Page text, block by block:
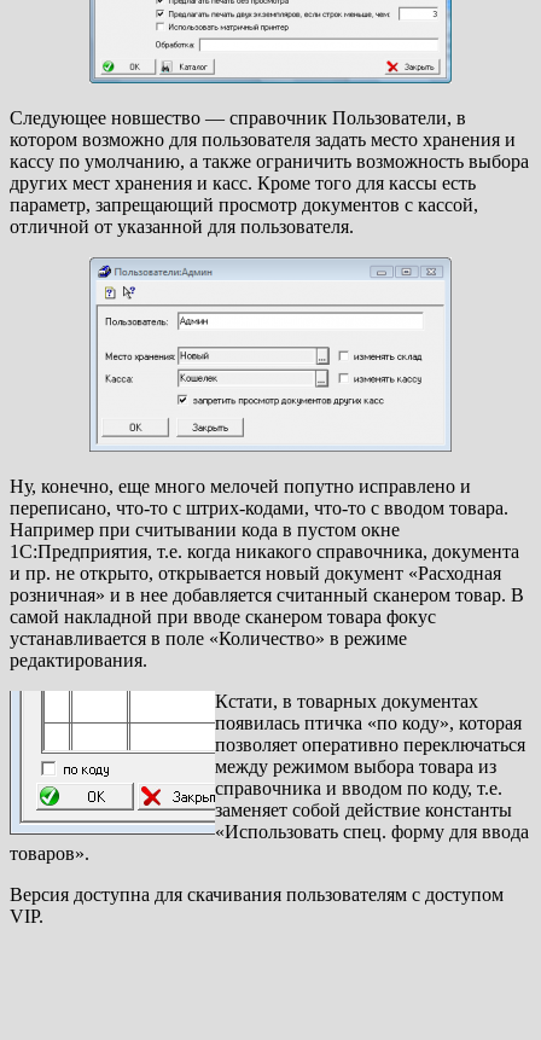
Следующее новшество — справочник Пользователи, в
котором возможно для пользователя задать место хранения и
кассу по умолчанию, а также ограничить возможность выбора
других мест хранения и касс. Кроме того для кассы есть
параметр, запрещающий просмотр документов с кассой,
отличной от указанной для пользователя.
Ну, конечно, еще много мелочей попутно исправлено и
переписано, что-то с штрих-кодами, что-то с вводом товара.
Например при считывании кода в пустом окне
1С:Предприятия, т.е. когда никакого справочника, документа
и пр. не открыто, открывается новый документ «Расходная
розничная» и в нее добавляется считанный сканером товар. В
самой накладной при вводе сканером товара фокус
устанавливается в поле «Количество» в режиме
редактирования.
Кстати, в товарных документах
появилась птичка «по коду», которая
позволяет оперативно переключаться
между режимом выбора товара из
справочника и вводом по коду, т.е.
заменяет собой действие константы
«Использовать спец. форму для ввода
товаров».
Версия доступна для скачивания пользователям с доступом
VIP.